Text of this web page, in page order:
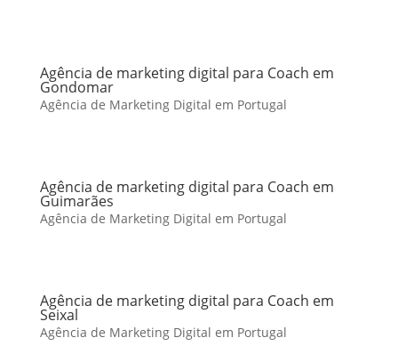
Agência de marketing digital para Coach em
Gondomar
Agência de Marketing Digital em Portugal
Agência de marketing digital para Coach em
Guimarães
Agência de Marketing Digital em Portugal
Agência de marketing digital para Coach em
Seixal
Agência de Marketing Digital em Portugal